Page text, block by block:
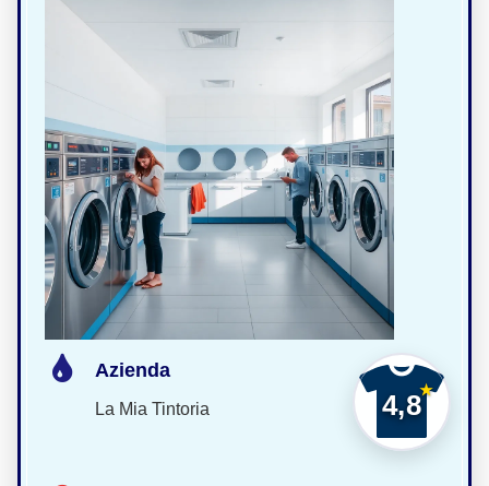
4,8
Azienda
La Mia Tintoria